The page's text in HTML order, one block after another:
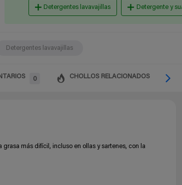
Detergentes lavavajillas Detergente y
Detergentes lavavajillas
0 CHOLLOS RELACIONADOS
más difícil, incluso en ollas y sartenes, con la